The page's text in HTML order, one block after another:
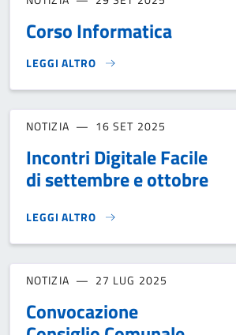
Corso Informatica
LEGGI ALTRO
CORSO INFORMATICA}
NOTIZIA 16 SET 2025
Incontri Digitale Facile
di settembre e ottobre
LEGGI ALTRO
INCONTRI DIGITALE FACILE DI
NOTIZIA 27 LUG 2025
Convocazione